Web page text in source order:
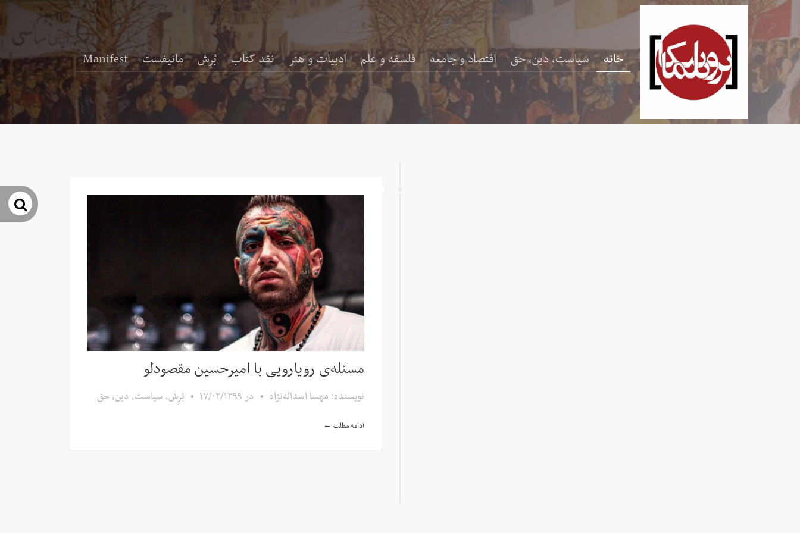
خانه سیاست، دین، حق اقتصاد و جامعه فلسفه و علم ادبیات و هنر نقد کتاب بُرِش مانیفست Manifest
مسئله‌ی رویارویی با امیرحسین مقصودلو
نویسنده: مهسا اسداله‌نژاد • در۱۷/۰۲/۱۳۹۹ • بُرِش, سیاست، دین، حق
ادامه مطلب ←